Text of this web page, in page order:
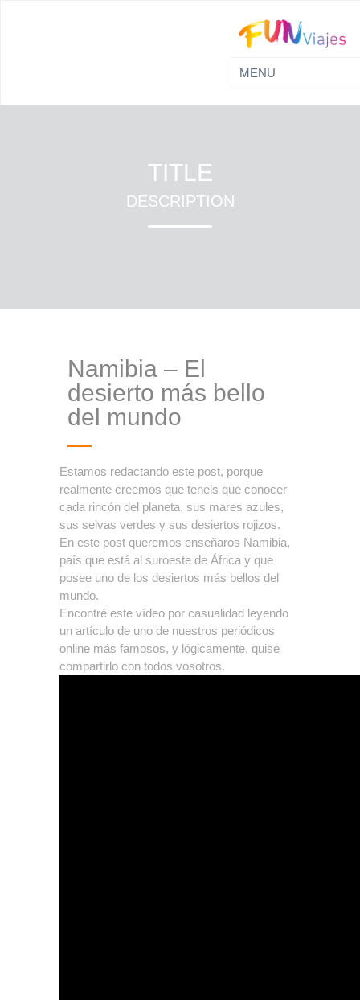
TITLE
DESCRIPTION
Namibia – El
desierto más bello
del mundo
Estamos redactando este post, porque
realmente creemos que teneis que conocer
cada rincón del planeta, sus mares azules,
sus selvas verdes y sus desiertos rojizos.
En este post queremos enseñaros Namibia,
país que está al suroeste de África y que
posee uno de los desiertos más bellos del
mundo.
Encontré este vídeo por casualidad leyendo
un artículo de uno de nuestros periódicos
online más famosos, y lógicamente, quise
compartirlo con todos vosotros.